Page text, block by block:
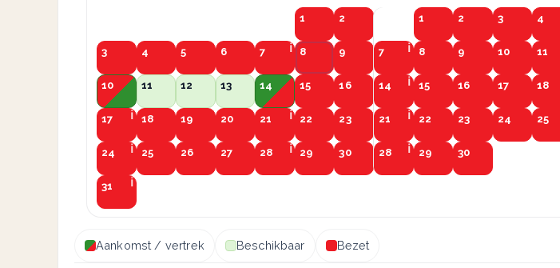
1 2
3 4 5 6 7 8 9
10 11 12 13 14 15 16
17 18 19 20 21 22 23
24 25 26 27 28 29 30
31
1 2 3 4
7 8 9 10 11
14 15 16 17 18
21 22 23 24 25
28 29 30
Aankomst / vertrek Beschikbaar Bezet